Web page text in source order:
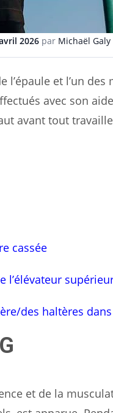
2026 par Michaël Galy
l’épaule et l’un
avec son
avant tout
cassée
l’élévateur
des haltères
et de la